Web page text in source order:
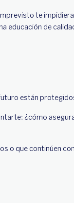
te
educación de
están
¿cómo
o que continúen